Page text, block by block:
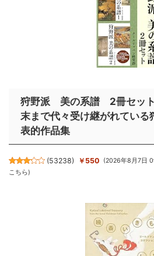
狩野派 美の系譜 2冊セッ
末まで代々受け継がれている
表的作品集
(53238) ￥550 (2026年8月7日
こちら)